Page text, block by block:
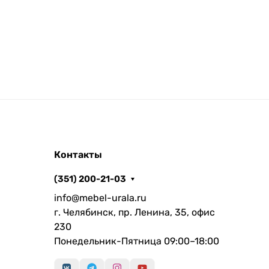
Контакты
(351) 200-21-03
info@mebel-urala.ru
г. Челябинск, пр. Ленина, 35, офис
230
Понедельник-Пятница 09:00–18:00